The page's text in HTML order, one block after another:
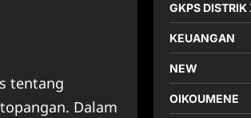
tentang
Dalam
GKPS DISTRIK
KEUANGAN
NEW
OIKOUMENE